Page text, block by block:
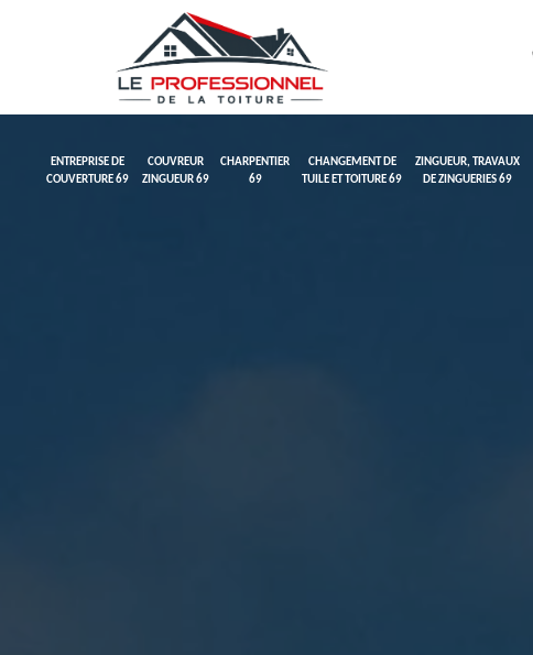
ENTREPRISE DE
COUVERTURE 69
COUVREUR
ZINGUEUR 69
CHARPENTIER
69
CHANGEMENT DE
TUILE ET TOITURE 69
ZINGUEUR, TRAVAUX
DE ZINGUERIES 69